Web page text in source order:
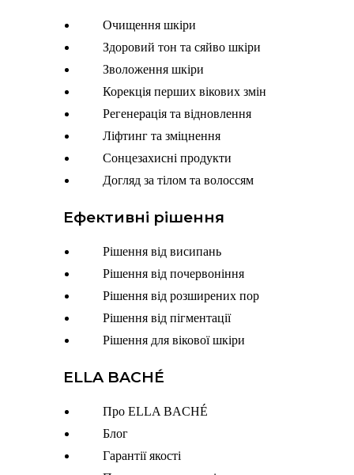
Menu
Очищення шкіри
Здоровий тон та сяйво шкіри
Зволоження шкіри
Корекція перших вікових змін
Регенерація та відновлення
Ліфтинг та зміцнення
Сонцезахисні продукти
Догляд за тілом та волоссям
Ефективні рішення
Menu
Рішення від висипань
Рішення від почервоніння
Рішення від розширених пор
Рішення від пігментації
Рішення для вікової шкіри
ELLA BACHÉ
Menu
Про ELLA BACHÉ
Блог
Гарантії якості